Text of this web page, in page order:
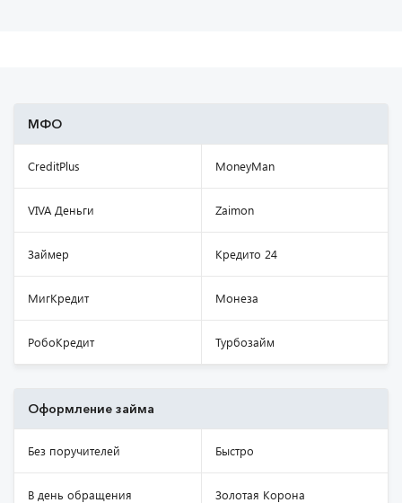
МФО
CreditPlus MoneyMan
VIVA Деньги Zaimon
Займер Кредито 24
МигКредит Монеза
РобоКредит Турбозайм
Оформление займа
Без поручителей Быстро
В день обращения Золотая Корона